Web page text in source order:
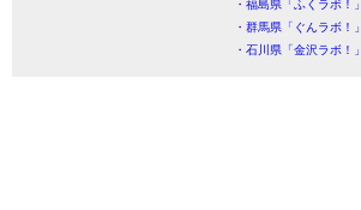
・福島県「ふくラボ！」
・群馬県「ぐんラボ！」
・石川県「金沢ラボ！」